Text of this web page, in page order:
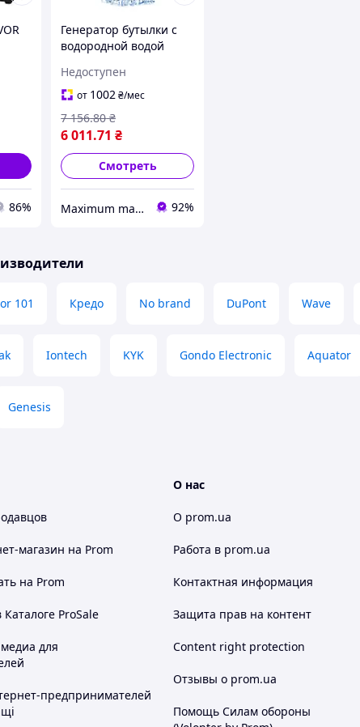
86%
Генератор бутылки с
водородной водой
мл/8,1 унции,
портативный
водогенератор MXR
Недоступен
от 1002₴/мес
6 011.71 ₴
7 156.80 ₴
Смотреть
Maximum market 92%
101 Кредо No brand DuPont Wave
Iontech KYK Gondo Electronic Aquator
Genesis
магазин на Prom
на Prom
ProSale
для
предпринимателей
О нас
О prom.ua
Работа в prom.ua
Контактная информация
Защита прав на контент
Content right protection
Отзывы о prom.ua
Помощь Силам обороны